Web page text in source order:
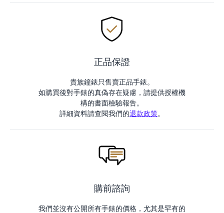
正品保證
貴族鐘錶只售賣正品手錶。
如購買後對手錶的真偽存在疑慮，請提供授權機
構的書面檢驗報告。
詳細資料請查閱我們的退款政策。
購前諮詢
我們並沒有公開所有手錶的價格，尤其是罕有的